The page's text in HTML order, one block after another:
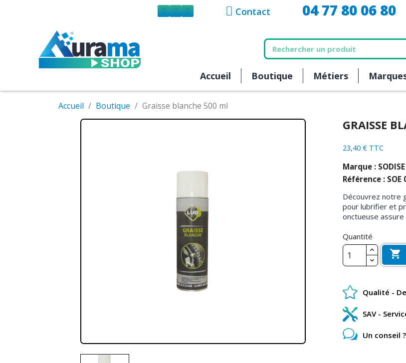
Contact 04 77 80 06 80
Accueil Boutique Métiers
Accueil Boutique Graisse blanche 500 ml
GRAISSE
23,40 € TTC
Marque : SODISE
Référence : SOE
Découvrez notre
pour lubrifier et
onctueuse
Quantité

Qualité -
SAV -
Un conseil